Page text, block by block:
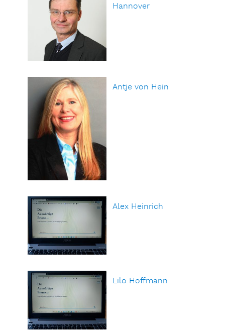
Hannover
Antje von Hein
Alex Heinrich
Lilo Hoffmann